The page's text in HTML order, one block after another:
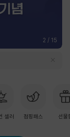
2 / 15
셀러 점핑패스 선물